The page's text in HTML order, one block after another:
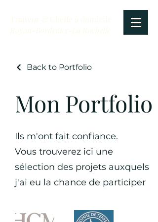
Back to Portfolio
Mon Portfolio
Ils m'ont fait confiance.
Vous trouverez ici une
sélection des projets auxquels
j'ai eu la chance de participer